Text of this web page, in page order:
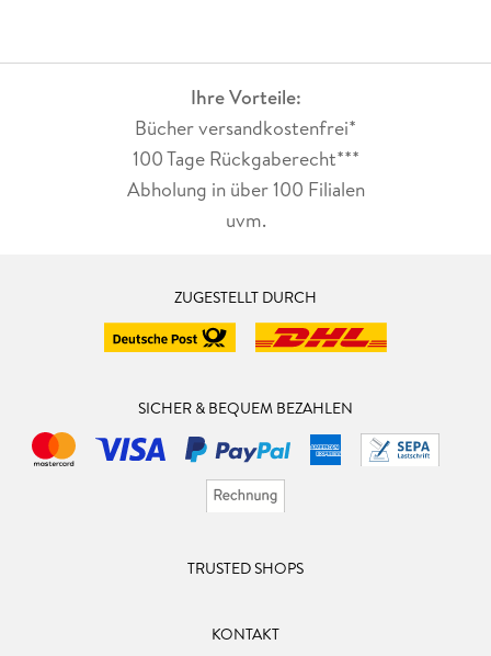
Ihre Vorteile:
Bücher versandkostenfrei*
100 Tage Rückgaberecht***
Abholung in über 100 Filialen
uvm.
ZUGESTELLT DURCH
SICHER & BEQUEM BEZAHLEN
TRUSTED SHOPS
KONTAKT